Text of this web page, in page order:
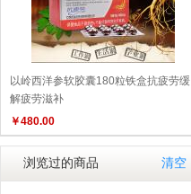
以岭西洋参软胶囊180粒铁盒抗疲劳缓
解疲劳滋补
￥480.00
浏览过的商品 清空